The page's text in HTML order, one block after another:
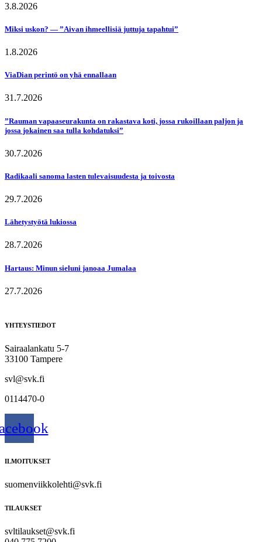
3.8.2026
Miksi uskon? — ”Aivan ihmeellisiä juttuja tapahtui”
1.8.2026
ViaDian perintö on yhä ennallaan
31.7.2026
”Rauman vapaaseurakunta on rakastava koti, jossa rukoillaan paljon ja
jossa jokainen saa tulla kohdatuksi”
30.7.2026
Radikaali sanoma lasten tulevaisuudesta ja toivosta
29.7.2026
Lähetystyötä lukiossa
28.7.2026
Hartaus: Minun sieluni janoaa Jumalaa
27.7.2026
YHTEYSTIEDOT
Sairaalankatu 5-7
33100 Tampere
svl@svk.fi
0114470-0
ILMOITUKSET
suomenviikkolehti@svk.fi
TILAUKSET
svltilaukset@svk.fi